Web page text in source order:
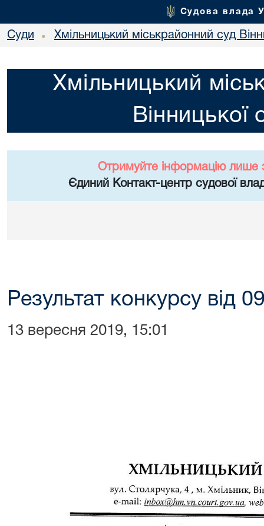
Судова влада
Суди • Хмільницький міськрайонний суд
Хмільницький
Вінницької
Отримуйте інформацію лише
Єдиний Контакт-центр судової
Результат конкурсу від
13 вересня 2019, 15:01